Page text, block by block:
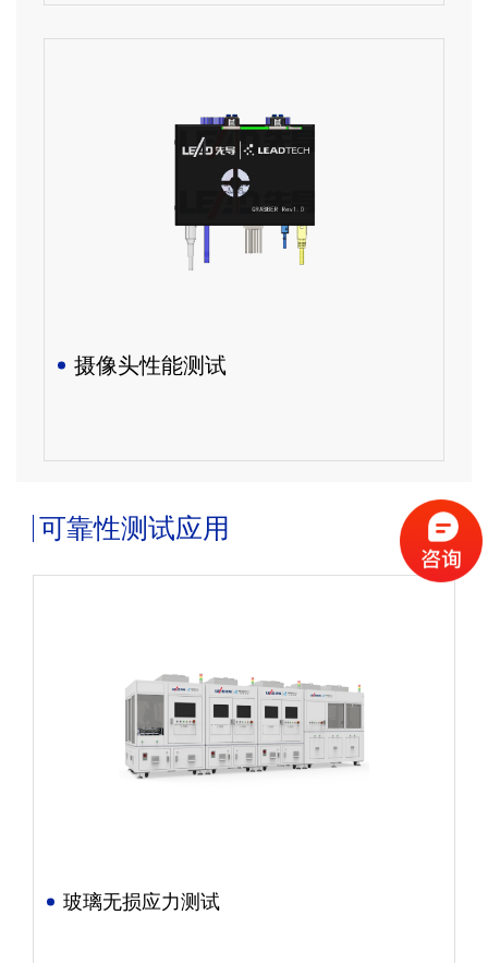
摄像头性能测试
可靠性测试应用
玻璃无损应力测试